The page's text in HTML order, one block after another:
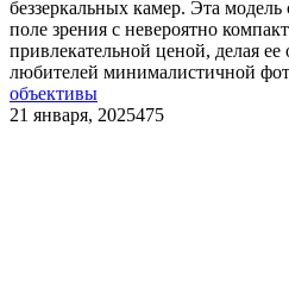
беззеркальных камер. Эта модель
поле зрения с невероятно
привлекательной ценой, делая
любителей минималистичной
объективы
21 января, 2025475